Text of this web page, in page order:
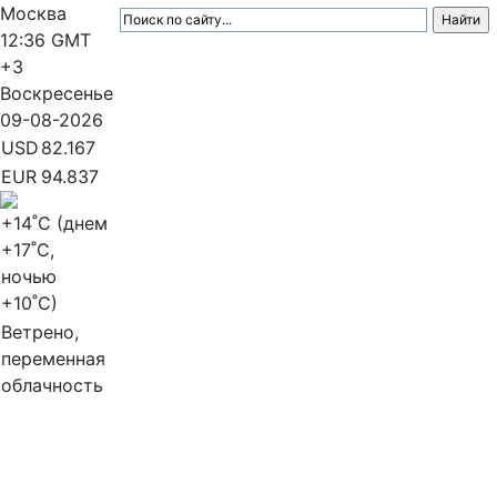
Москва
12:36 GMT
+3
Воскресенье
09-08-2026
USD 82.167
EUR 94.837
+14˚C (днем
+17˚C,
ночью
+10˚C)
Ветрено,
переменная
облачность